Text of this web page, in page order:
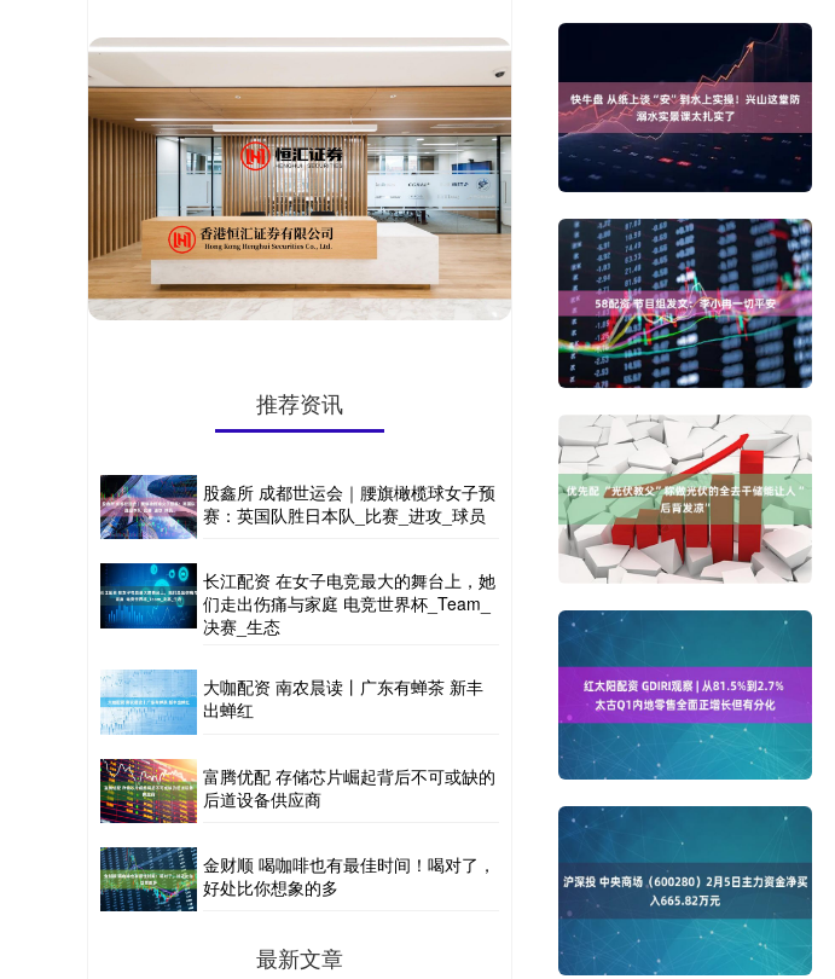
推荐资讯
股鑫所 成都世运会｜腰旗橄榄球女子预
赛：英国队胜日本队_比赛_进攻_球员
长江配资 在女子电竞最大的舞台上，她
们走出伤痛与家庭 电竞世界杯_Team_
决赛_生态
大咖配资 南农晨读丨广东有蝉茶 新丰
出蝉红
富腾优配 存储芯片崛起背后不可或缺的
后道设备供应商
金财顺 喝咖啡也有最佳时间！喝对了，
好处比你想象的多
最新文章